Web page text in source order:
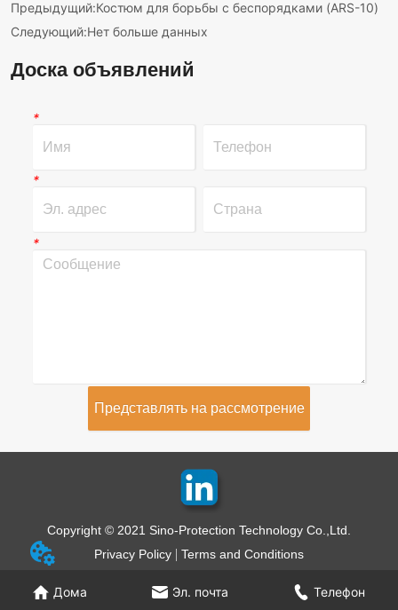
Предыдущий:Костюм для борьбы с беспорядками (ARS-10)
Следующий:Нет больше данных
Доска объявлений
*
*
*
Представлять на рассмотрение
Дома Эл. почта Телефон
Copyright © 2021 Sino-Protection Technology Co.,Ltd.
Privacy Policy
Terms and Conditions